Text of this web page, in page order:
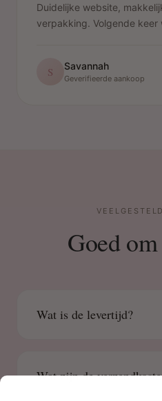
Duidelijke website,
verpakking. Volgende keer
S Savannah
Geverifieerde aankoop
Goed
Wat is de levertijd?
Wat zijn de